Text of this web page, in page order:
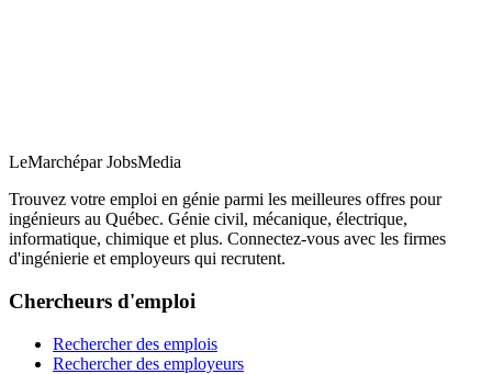
LeMarchépar JobsMedia
Trouvez votre emploi en génie parmi les meilleures offres pour
ingénieurs au Québec. Génie civil, mécanique, électrique,
informatique, chimique et plus. Connectez-vous avec les firmes
d'ingénierie et employeurs qui recrutent.
Chercheurs d'emploi
Rechercher des emplois
Rechercher des employeurs